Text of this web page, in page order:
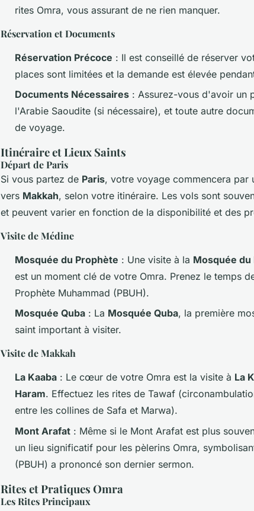
rites Omra, vous assurant de ne rien manquer.
Réservation et Documents
Réservation Précoce : Il est conseillé de réserver
places sont limitées et la demande est élevée
Documents Nécessaires : Assurez-vous d'avoir un
l'Arabie Saoudite (si nécessaire), et toute autre
de voyage.
Itinéraire et Lieux Saints
Départ de Paris
Si vous partez de Paris, votre voyage commencera par
vers Makkah, selon votre itinéraire. Les vols sont
et peuvent varier en fonction de la disponibilité et des
Visite de Médine
Mosquée du Prophète : Une visite à la Mosquée du
est un moment clé de votre Omra. Prenez le temps
Prophète Muhammad (PBUH).
Mosquée Quba : La Mosquée Quba, la première
saint important à visiter.
Visite de Makkah
La Kaaba : Le cœur de votre Omra est la visite à La
Haram. Effectuez les rites de Tawaf
entre les collines de Safa et Marwa).
Mont Arafat : Même si le Mont Arafat est plus
un lieu significatif pour les pèlerins Omra,
(PBUH) a prononcé son dernier sermon.
Rites et Pratiques Omra
Les Rites Principaux